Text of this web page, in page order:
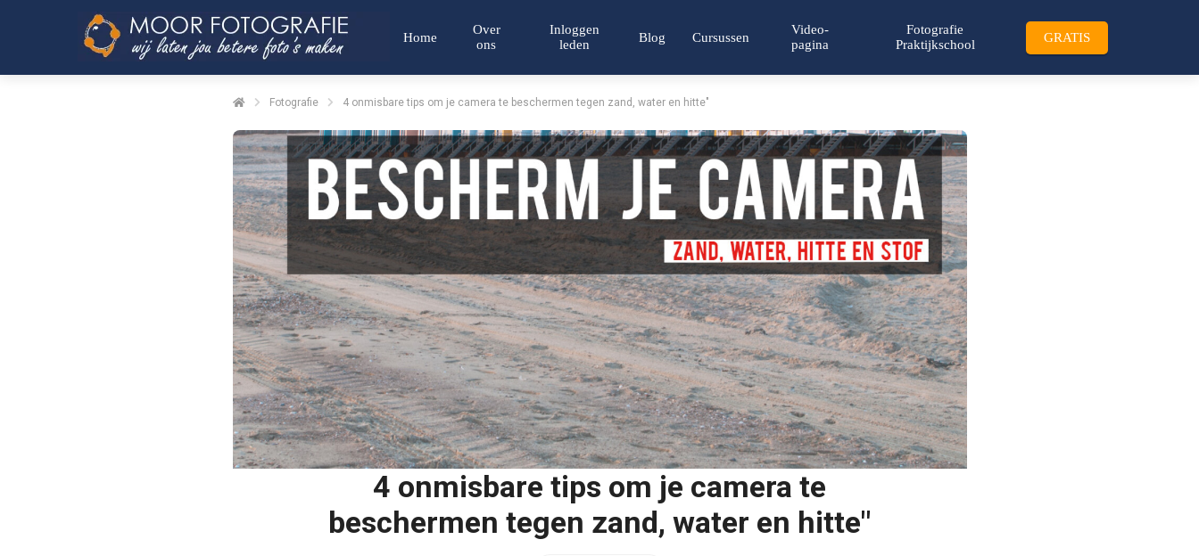
Home
Over
ons
Inloggen
leden
Blog Cursussen
Video-
pagina
Fotografie
Praktijkschool
GRATIS
Fotografie 4 onmisbare tips om je camera te beschermen tegen zand, water en hitte"
4 onmisbare tips om je camera te
beschermen tegen zand, water en hitte"